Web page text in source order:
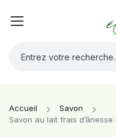
Accueil
Savon
Savon au lait frais